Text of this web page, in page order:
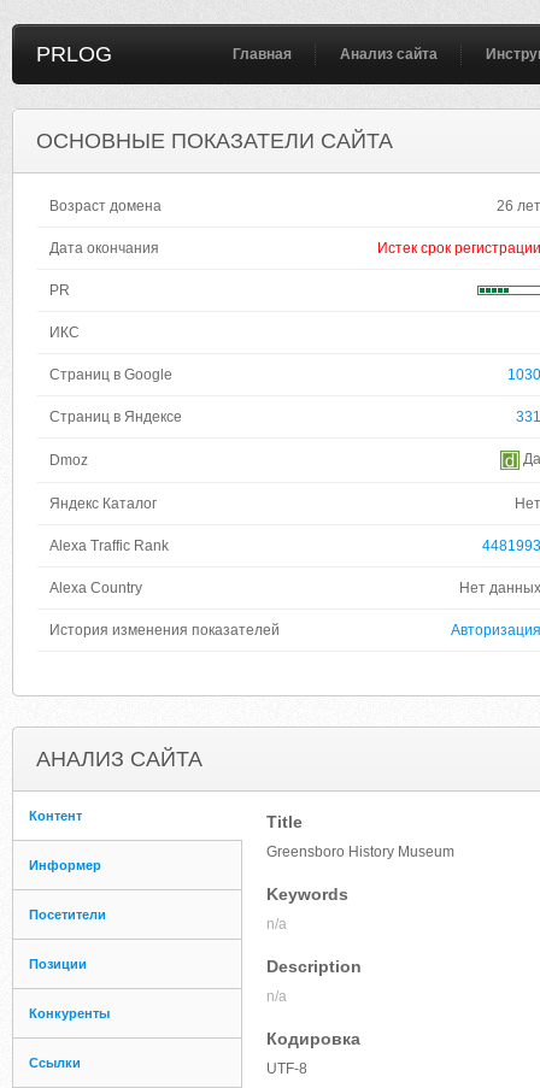
PRLOG Главная Анализ сайта
ОСНОВНЫЕ ПОКАЗАТЕЛИ САЙТА
Возраст домена 26 лет
Дата окончания Истек срок регистрации
PR
ИКС
Страниц в Google 1030
Страниц в Яндексе 331
Dmoz Да
Яндекс Каталог Нет
Alexa Traffic Rank 4481993
Alexa Country Нет данных
История изменения показателей Авторизация
АНАЛИЗ САЙТА
Контент
Информер
Посетители
Позиции
Конкуренты
Ссылки
Title
Greensboro History Museum
Keywords
n/a
Description
n/a
Кодировка
UTF-8